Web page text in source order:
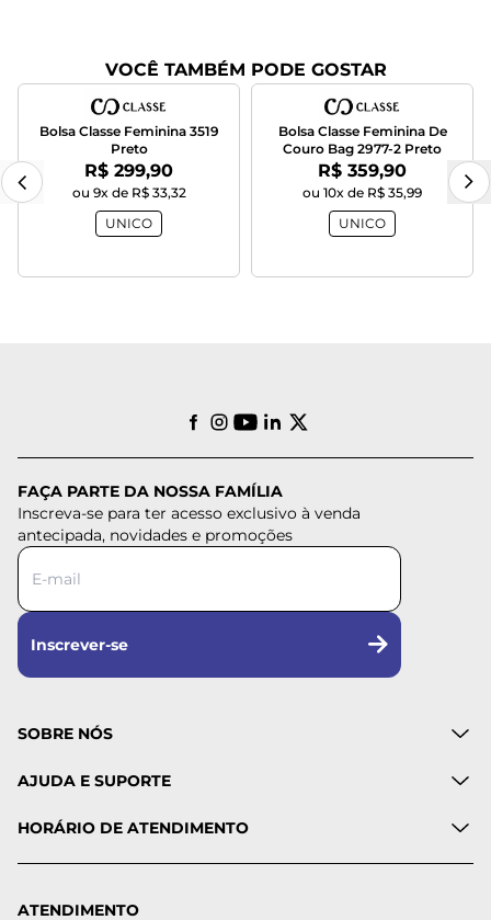
VOCÊ TAMBÉM PODE GOSTAR
Bolsa Classe Feminina 3519
Preto
Por:
R$ 299,90
ou 9x de R$ 33,32
UNICO
Bolsa Classe Feminina De
Couro Bag 2977-2 Preto
Por:
R$ 359,90
ou 10x de R$ 35,99
UNICO
FAÇA PARTE DA NOSSA FAMÍLIA
Inscreva-se para ter acesso exclusivo à venda
antecipada, novidades e promoções
Inscrever-se
SOBRE NÓS
AJUDA E SUPORTE
HORÁRIO DE ATENDIMENTO
ATENDIMENTO